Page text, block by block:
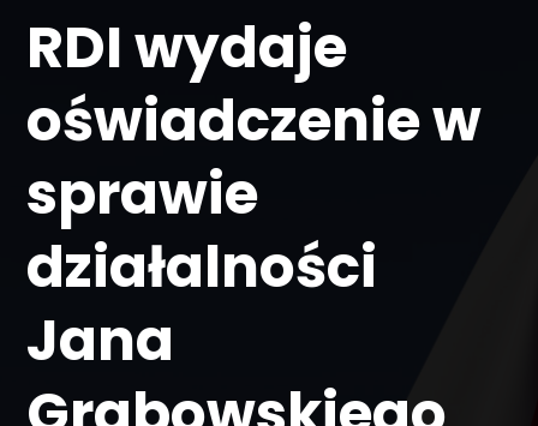
RDI wydaje
oświadczenie w
sprawie
działalności
Jana